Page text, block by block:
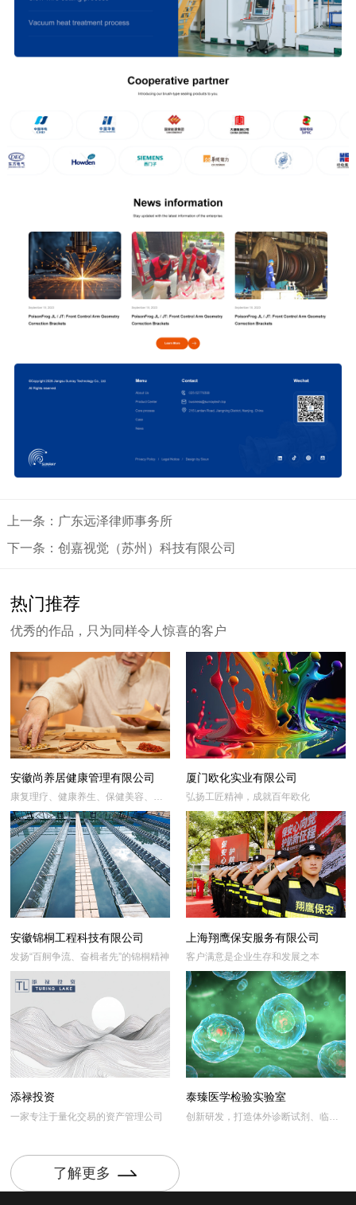
上一条：广东远泽律师事务所
下一条：创嘉视觉（苏州）科技有限公司
热门推荐
优秀的作品，只为同样令人惊喜的客户
安徽尚养居健康管理有限公司
康复理疗、健康养生、保健美容、产
品研发
厦门欧化实业有限公司
弘扬工匠精神，成就百年欧化
安徽锦桐工程科技有限公司
发扬“百舸争流、奋楫者先”的锦桐精神
上海翔鹰保安服务有限公司
客户满意是企业生存和发展之本
添禄投资
一家专注于量化交易的资产管理公司
泰臻医学检验实验室
创新研发，打造体外诊断试剂、临床
了解更多